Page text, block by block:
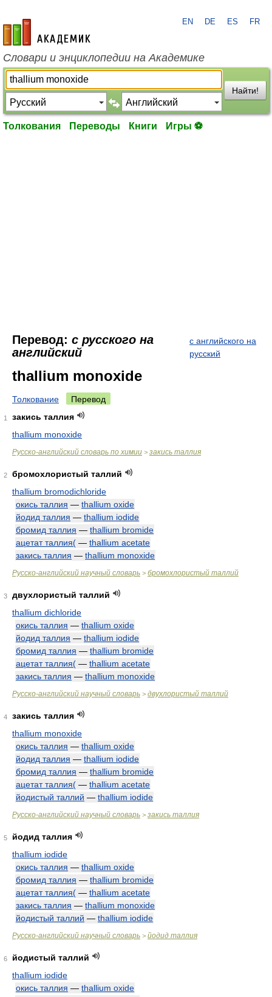
academic.ru
EN DE ES FR
Словари и энциклопедии на Академике
Найти!
Толкования Переводы Книги Игры ⚽
Перевод: с русского на
английский
с английского на
русский
thallium monoxide
Толкование Перевод
1
закись таллия
thallium monoxide
Русско-английский словарь по химии > закись таллия
2
бромохлористый таллий
thallium bromodichloride
окись таллия — thallium oxide
йодид таллия — thallium iodide
бромид таллия — thallium bromide
ацетат таллия( — thallium acetate
закись таллия — thallium monoxide
Русско-английский научный словарь > бромохлористый таллий
3
двухлористый таллий
thallium dichloride
окись таллия — thallium oxide
йодид таллия — thallium iodide
бромид таллия — thallium bromide
ацетат таллия( — thallium acetate
закись таллия — thallium monoxide
Русско-английский научный словарь > двухлористый таллий
4
закись таллия
thallium monoxide
окись таллия — thallium oxide
йодид таллия — thallium iodide
бромид таллия — thallium bromide
ацетат таллия( — thallium acetate
йодистый таллий — thallium iodide
Русско-английский научный словарь > закись таллия
5
йодид таллия
thallium iodide
окись таллия — thallium oxide
бромид таллия — thallium bromide
ацетат таллия( — thallium acetate
закись таллия — thallium monoxide
йодистый таллий — thallium iodide
Русско-английский научный словарь > йодид таллия
6
йодистый таллий
thallium iodide
окись таллия — thallium oxide